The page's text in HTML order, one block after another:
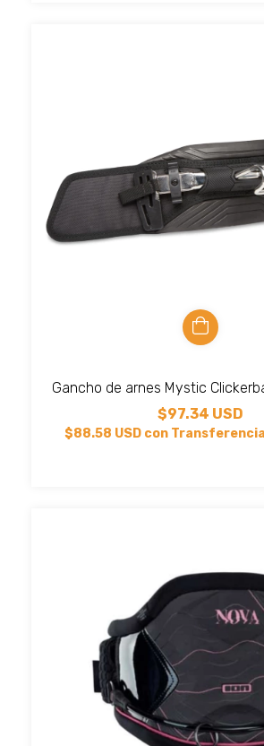
Gancho de arnes Mystic
$97.34 USD
$88.58 USD con